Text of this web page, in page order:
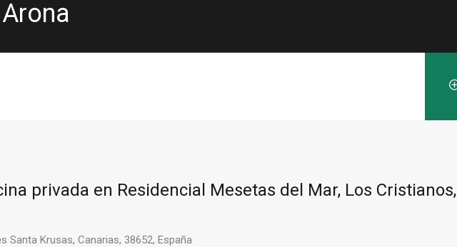
privada en Residencial Mesetas del Mar, Los Cristianos,
Santa Krusas, Canarias, 38652, España